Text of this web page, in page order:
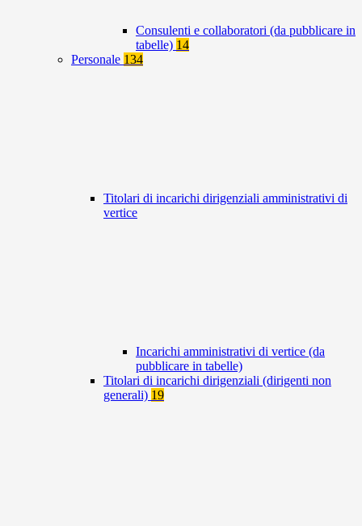
Consulenti e collaboratori (da pubblicare in
tabelle) 14
Personale 134
Titolari di incarichi dirigenziali amministrativi di
vertice
Incarichi amministrativi di vertice (da
pubblicare in tabelle)
Titolari di incarichi dirigenziali (dirigenti non
generali) 19